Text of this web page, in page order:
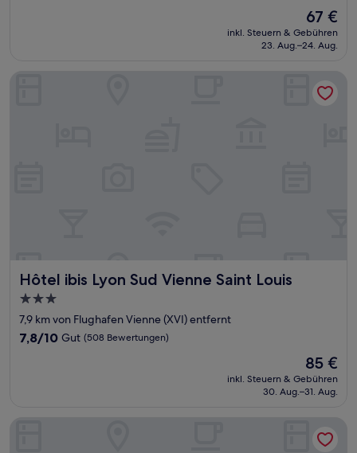
Der
Preis
beträgt
67 €
inkl. Steuern & Gebühren
23. Aug.–24. Aug.
Hôtel ibis Lyon Sud Vienne Saint Louis
Hôtel ibis Lyon Sud Vienne Saint Louis
3.0-
Sterne-
Unterkunft
7,9 km von Flughafen Vienne (XVI) entfernt
7.8
7,8/10 Gut (508 Bewertungen)
Der
Preis
beträgt
85 €
inkl. Steuern & Gebühren
30. Aug.–31. Aug.
Hôtel ibis Lyon Sud Vienne Saint Louis